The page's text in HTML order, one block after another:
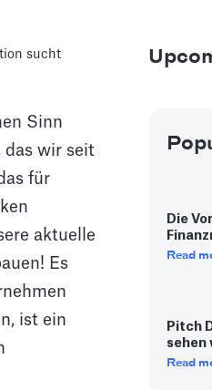
Sinn
das wir seit
für
aktuelle
Es
ist ein
Die
Read
Pitch
sehen
Read